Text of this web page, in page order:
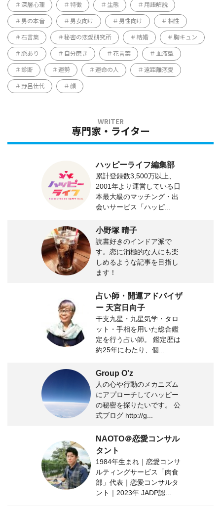
深層心理 特徴 生態 用語解説
男の本音 男女向け 男性向け 相性
石言葉 秘密の恋愛研究所 結婚 胸キュン
脈あり 自分磨き 花言葉 血液型
診断 運勢 運命の人 遠距離恋愛
野呂佳代 顔
専門家・ライター
ハッピーライフ編集部
累計登録数3,500万以上、
2001年より運営している日
本最大級のマッチング・出
会いサービス「ハッピ...
小野塚 晴子
読書好きのインドア派で
す。恋に消極的な人にも楽
しめるような記事を目指し
ます！
占い師・開運アドバイザ
ー 天宮日向子
干支九星・九星気学・タロ
ット・手相を用いた総合鑑
定を行う占い師。 鑑定歴は
約25年にわたり、個...
Group O'z
人の心や行動のメカニズム
にアプローチしてハッピー
の秘密を探りたいです。 公
式ブログ http://g...
NAOTO＠恋愛コンサル
タント
1984年生まれ｜恋愛コンサ
ルティングサービス「肉食
部」代表｜恋愛コンサルタ
ント｜2023年 JADP認...